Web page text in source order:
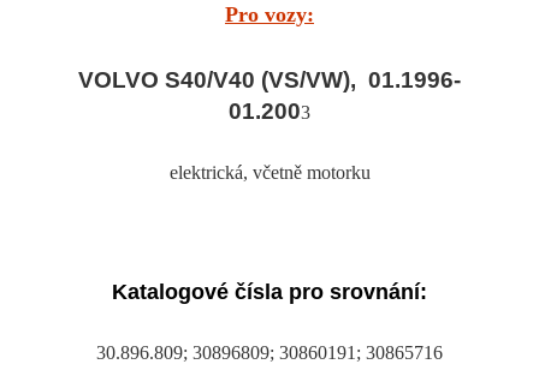
Pro vozy:
VOLVO S40/V40 (VS/VW), 01.1996-
01.2003
elektrická, včetně motorku
Katalogové čísla pro srovnání:
30.896.809; 30896809; 30860191; 30865716